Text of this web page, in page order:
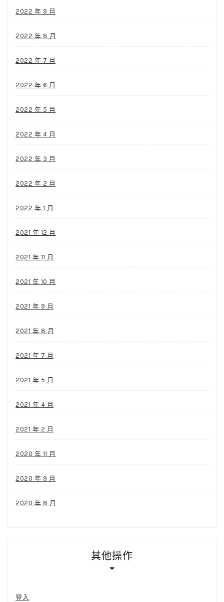
2022 年 9 月
2022 年 8 月
2022 年 7 月
2022 年 6 月
2022 年 5 月
2022 年 4 月
2022 年 3 月
2022 年 2 月
2022 年 1 月
2021 年 12 月
2021 年 11 月
2021 年 10 月
2021 年 9 月
2021 年 8 月
2021 年 7 月
2021 年 5 月
2021 年 4 月
2021 年 2 月
2020 年 11 月
2020 年 9 月
2020 年 8 月
其他操作
登入